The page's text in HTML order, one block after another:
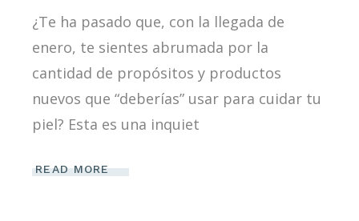
¿Te ha pasado que, con la llegada de
enero, te sientes abrumada por la
cantidad de propósitos y productos
nuevos que “deberías” usar para cuidar tu
piel? Esta es una inquiet
READ MORE